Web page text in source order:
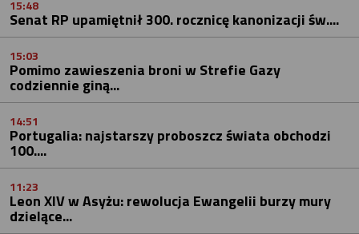
15:48
Senat RP upamiętnił 300. rocznicę kanonizacji św....
15:03
Pomimo zawieszenia broni w Strefie Gazy
codziennie giną...
14:51
Portugalia: najstarszy proboszcz świata obchodzi
100....
11:23
Leon XIV w Asyżu: rewolucja Ewangelii burzy mury
dzielące...